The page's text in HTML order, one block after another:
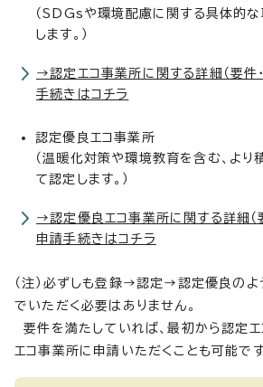
（SDGsや環境配慮に関する具体的
します。）
→認定エコ事業所に関する詳細（要件
手続きはコチラ
認定優良エコ事業所
（温暖化対策や環境教育を含む、よ
て認定します。）
→認定優良エコ事業所に関する詳細（
申請手続きはコチラ
（注）必ずしも登録→認定→認定優良のよ
でいただく必要はありません。
要件を満たしていれば、最初から認定
エコ事業所に申請いただくことも可能です